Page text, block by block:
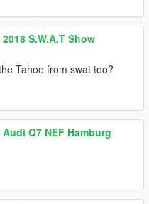
2018 S.W.A.T Show
Tahoe from swat too?
Audi Q7 NEF Hamburg